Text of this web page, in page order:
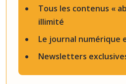
Tous les contenus «
illimité
Le journal numérique
Newsletters